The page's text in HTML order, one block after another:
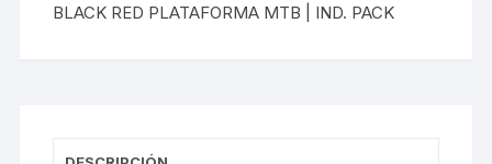
BLACK RED PLATAFORMA MTB | IND. PACK